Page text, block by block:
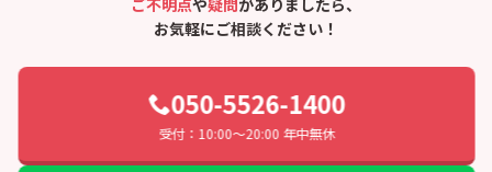
ご不明点や疑問がありましたら、
お気軽にご相談ください！
050-5526-1400
受付：10:00〜20:00 年中無休